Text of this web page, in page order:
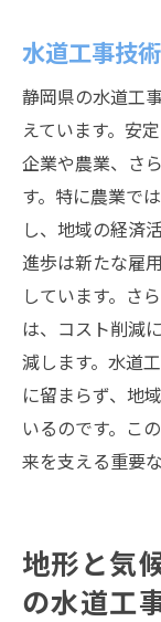
水道工事技
静岡県の水道工
えています。安
企業や農業、さ
す。特に農業で
し、地域の経済
進歩は新たな雇
しています。さ
は、コスト削減
減します。水道
に留まらず、地
いるのです。こ
来を支える重要
地形と気
の水道工